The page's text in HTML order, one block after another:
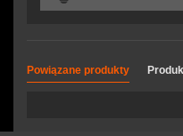
Powiązane produkty